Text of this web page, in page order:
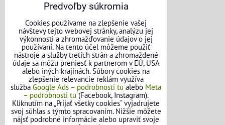
KONTAKTNÉ ÚDAJE
O nás
Kontakt
Požičovňa náradia
Názory našich zákazníkov
Mapa stránok
Predvoľby súkromia
Cookies používame na zlepšenie vašej
návštevy tejto webovej stránky, analýzu jej
výkonnosti a zhromažďovanie údajov o jej
používaní. Na tento účel môžeme použiť
nástroje a služby tretích strán a zhromaždené
údaje sa môžu preniesť k partnerom v EÚ, USA
alebo iných krajinách. Súbory cookies na
zlepšenie relevancie reklám využíva
služba Google Ads – podrobnosti tu alebo Meta
– podrobnosti tu (Facebook, Instagram).
Kliknutím na „Prijať všetky cookies“ vyjadrujete
svoj súhlas s týmto spracovaním. Nižšie môžete
nájsť podrobné informácie alebo upraviť svoje